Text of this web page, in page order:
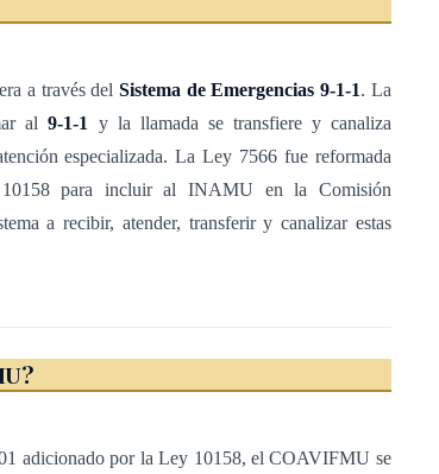
que suscriba el Inamu con otros entes o
7566,
a través delSistema de Emergencias 9-1-1. La
al9-1-1
y la llamada se transfiere y canaliza
especializada. La Ley 7566 fue reformada
para incluir al INAMU en la Comisión
a recibir, atender, transferir y canalizar estas
adicionado por la Ley 10158, el COAVIFMU se